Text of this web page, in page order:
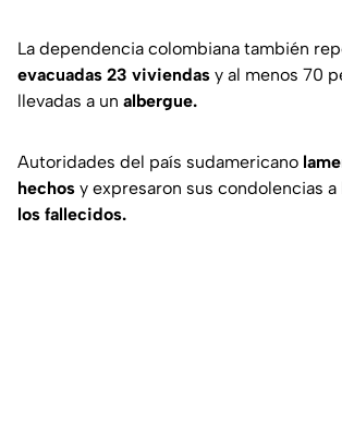
La dependencia colombiana también
evacuadas 23 viviendas y al menos 70
llevadas a un albergue.
Autoridades del país sudamericano
hechos y expresaron sus condolencias a
los fallecidos.